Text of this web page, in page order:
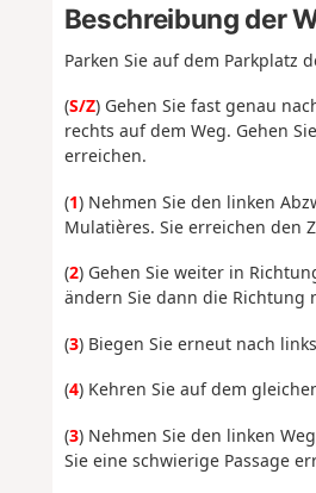
Beschreibung der
Parken Sie auf dem Parkplatz
(S/Z) Gehen Sie fast genau
rechts auf dem Weg. Gehen
erreichen.
(1) Nehmen Sie den linken
Mulatières. Sie erreichen den
(2) Gehen Sie weiter in
ändern Sie dann die Richtung
(3) Biegen Sie erneut nach
(4) Kehren Sie auf dem
(3) Nehmen Sie den linken
Sie eine schwierige Passage